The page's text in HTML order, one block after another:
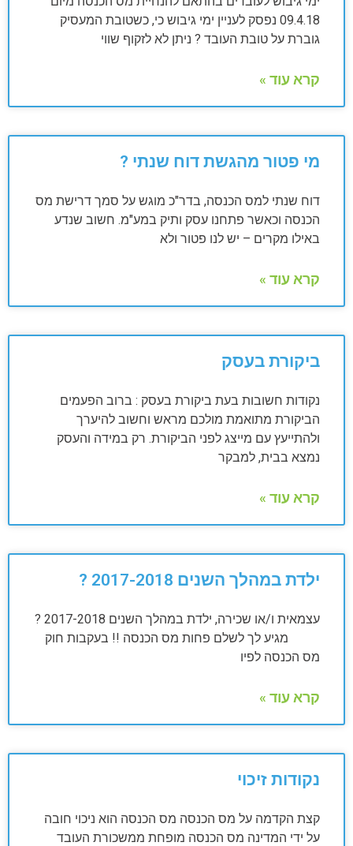
09.4.18 נפסק לעניין ימי גיבוש כי, כשטובת המעסיק
גוברת על טובת העובד ? ניתן לא לזקוף שווי
קרא עוד »
מי פטור מהגשת דוח שנתי ?
דוח שנתי למס הכנסה, בדר"כ מוגש על סמך דרישת מס
הכנסה וכאשר פתחנו עסק ותיק במע"מ. חשוב שנדע
באילו מקרים – יש לנו פטור ולא
קרא עוד »
ביקורת בעסק
נקודות חשובות בעת ביקורת בעסק : ברוב הפעמים
הביקורת מתואמת מולכם מראש וחשוב להיערך
ולהתייעץ עם מייצג לפני הביקורת. רק במידה והעסק
נמצא בבית, למבקר
קרא עוד »
ילדת במהלך השנים 2017-2018 ?
עצמאית ו/או שכירה, ילדת במהלך השנים 2017-2018 ?
מגיע לך לשלם פחות מס הכנסה !! בעקבות חוק
מס הכנסה לפיו
קרא עוד »
נקודות זיכוי
קצת הקדמה על מס הכנסה מס הכנסה הוא ניכוי חובה
על ידי המדינה מס הכנסה מופחת ממשכורת העובד